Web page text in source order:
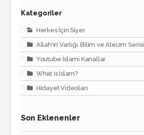
Kategoriler
Herkes İçin Siyer
Allah'ın Varlığı, Bilim ve Ateizm Serisi
Youtube İslami Kanallar
What is Islam?
Hidayet Videoları
Son Eklenenler